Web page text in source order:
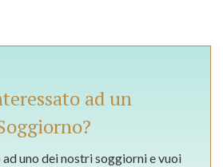
ad un
ad uno dei nostri soggiorni e vuoi